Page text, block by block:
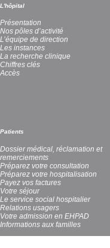
L'hôpital
Présentation
Nos pôles d’activité
L’équipe de direction
Les instances
La recherche clinique
Chiffres clés
Accès
Patients
Dossier médical, réclamation et
remerciements
Préparez votre consultation
Préparez votre hospitalisation
Payez vos factures
Votre séjour
Le service social hospitalier
Relations usagers
Votre admission en EHPAD
Informations aux familles